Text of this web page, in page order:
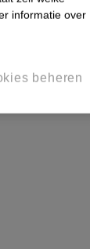
informatie over
beheren